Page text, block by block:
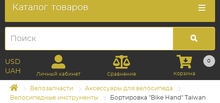
Каталог товаров
USD
UAH
Личный кабинет Сравнение
0
Корзина
Велозапчасти
Аксессуары для велосипеда
Велосипедные инструменты
Бортировка "Bike Hand" Taiwan